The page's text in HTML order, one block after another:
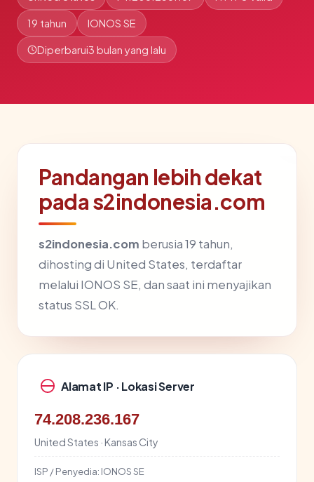
19 tahun IONOS SE
Diperbarui3 bulan yang lalu
Pandangan lebih dekat
pada s2indonesia.com
s2indonesia.com berusia 19 tahun,
dihosting di United States, terdaftar
melalui IONOS SE, dan saat ini menyajikan
status SSL OK.
Alamat IP · Lokasi Server
74.208.236.167
United States · Kansas City
ISP / Penyedia: IONOS SE